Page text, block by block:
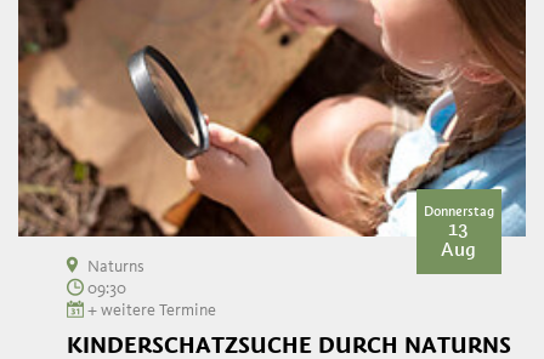
Donnerstag
13
Aug
Naturns
09:30
+ weitere Termine
KINDERSCHATZSUCHE DURCH NATURNS